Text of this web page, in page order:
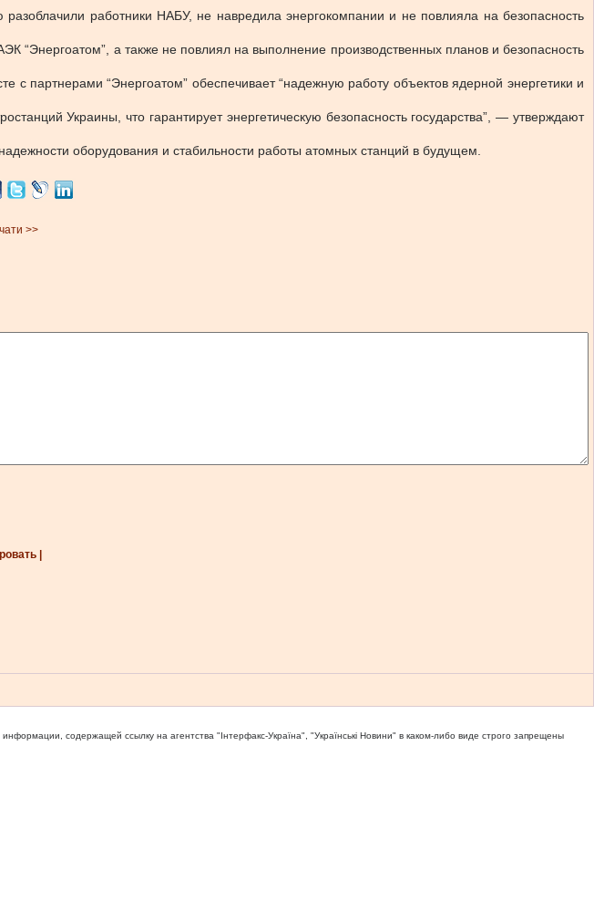
работники НАБУ, не навредила энергокомпании и не повлияла на безопасность
а также не повлиял на выполнение производственных планов и безопасность
партнерами “Энергоатом” обеспечивает “надежную работу объектов ядерной энергетики и
Украины, что гарантирует энергетическую безопасность государства”, — утверждают
оборудования и стабильности работы атомных станций в будущем.
>>
|
содержащей ссылку на агентства "Iнтерфакс-Україна", "Українськi Новини" в каком-либо виде строго запрещены